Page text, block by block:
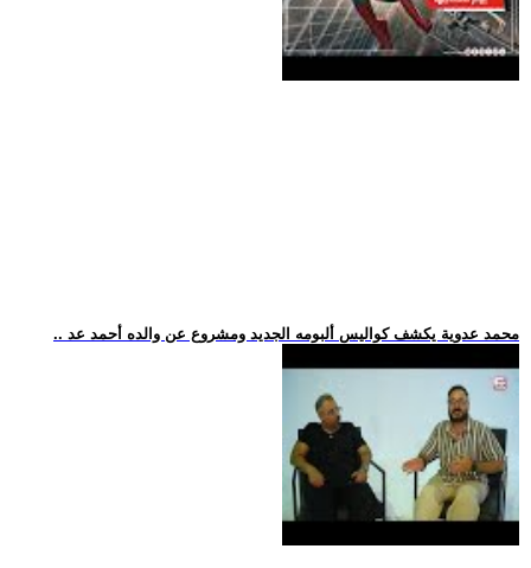
.. محمد عدوية يكشف كواليس ألبومه الجديد ومشروع عن والده أحمد عد